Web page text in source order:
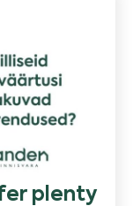
plenty